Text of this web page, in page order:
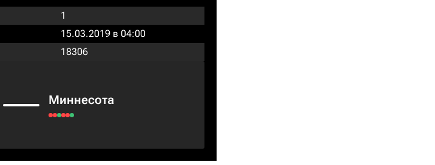
1
15.03.2019 в 04:00
18306
Миннесота